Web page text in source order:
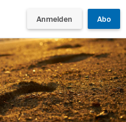
Anmelden Abo